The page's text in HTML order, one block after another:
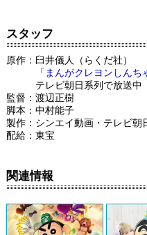
スタッフ
原作：臼井儀人（らくだ社）
「 まんがクレヨンしんち
テレビ朝日系列で放送中
監督：渡辺正樹
脚本：中村能子
製作：シンエイ動画・テレビ朝
配給：東宝
関連情報